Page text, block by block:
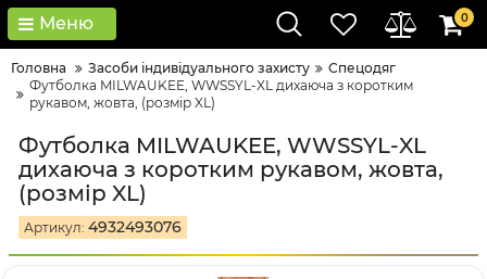
Меню 0
Головна Засоби індивідуального захисту
Спецодяг
Футболка MILWAUKEE, WWSSYL-XL дихаюча з коротким
рукавом, жовта, (розмір XL)
Футболка MILWAUKEE, WWSSYL-XL
дихаюча з коротким рукавом, жовта,
(розмір XL)
Артикул: 4932493076